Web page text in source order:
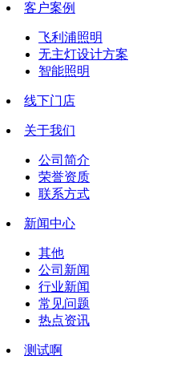
客户案例
飞利浦照明
无主灯设计方案
智能照明
线下门店
关于我们
公司简介
荣誉资质
联系方式
新闻中心
其他
公司新闻
行业新闻
常见问题
热点资讯
测试啊